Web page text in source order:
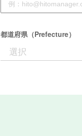
都道府県（Prefecture）